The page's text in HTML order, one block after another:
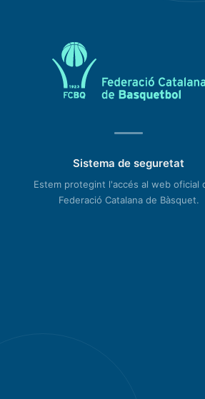
Sistema de seguretat
Estem protegint l'accés al web oficial
Federació Catalana de Bàsquet.